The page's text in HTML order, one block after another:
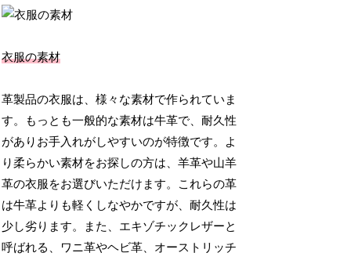
衣服の素材
革製品の衣服は、様々な素材で作られていま
す。もっとも一般的な素材は牛革で、耐久性
がありお手入れがしやすいのが特徴です。よ
り柔らかい素材をお探しの方は、羊革や山羊
革の衣服をお選びいただけます。これらの革
は牛革よりも軽くしなやかですが、耐久性は
少し劣ります。また、エキゾチックレザーと
呼ばれる、ワニ革やヘビ革、オーストリッチ